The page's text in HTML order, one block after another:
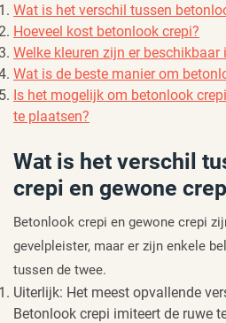
Wat is het verschil tussen
Hoeveel kost betonlook crepi?
Welke kleuren zijn er beschikbaar
Wat is de beste manier om
Is het mogelijk om betonlook
te plaatsen?
Wat is het verschil
crepi en gewone
Betonlook crepi en gewone crepi
gevelpleister, maar er zijn enkele
tussen de twee.
Uiterlijk: Het meest opvallende
Betonlook crepi imiteert de ruwe